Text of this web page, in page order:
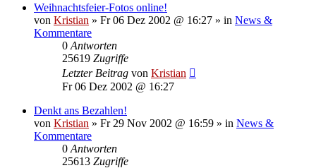
Weihnachtsfeier-Fotos online!
von Kristian » Fr 06 Dez 2002 @ 16:27 » in News &
Kommentare
0 Antworten
25619 Zugriffe
Letzter Beitrag von Kristian
Fr 06 Dez 2002 @ 16:27
Denkt ans Bezahlen!
von Kristian » Fr 29 Nov 2002 @ 16:59 » in News &
Kommentare
0 Antworten
25613 Zugriffe